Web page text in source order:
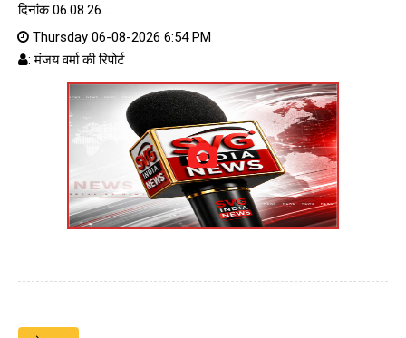
दिनांक 06.08.26....
Thursday 06-08-2026 6:54 PM
: मंजय वर्मा की रिपोर्ट